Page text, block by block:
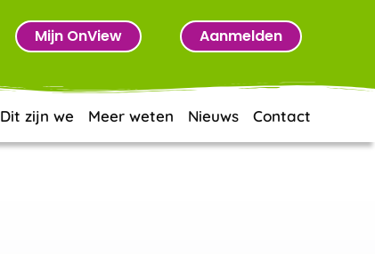
Mijn OnView Aanmelden
Dit zijn we Meer weten Nieuws Contact